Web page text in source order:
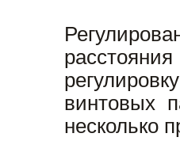
винтовых
несколько